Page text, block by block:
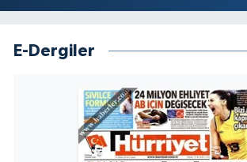
E-Dergiler